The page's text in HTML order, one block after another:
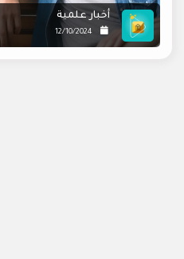
أخبار علمية
12/10/2024